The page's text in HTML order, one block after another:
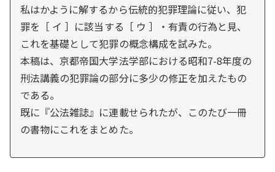
私はかように解するから伝統的犯罪理論に従い、犯
罪を［ イ ］に該当する［ ウ ］・有責の行為と見、
これを基礎として犯罪の概念構成を試みた。
本稿は、京都帝国大学法学部における昭和7-8年度の
刑法講義の犯罪論の部分に多少の修正を加えたもの
である。
既に『公法雑誌』に連載せられたが、このたび一冊
の書物にこれをまとめた。